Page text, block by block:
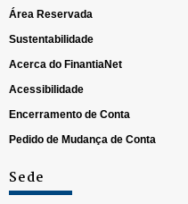
Área Reservada
Sustentabilidade
Acerca do FinantiaNet
Acessibilidade
Encerramento de Conta
Pedido de Mudança de Conta
Sede